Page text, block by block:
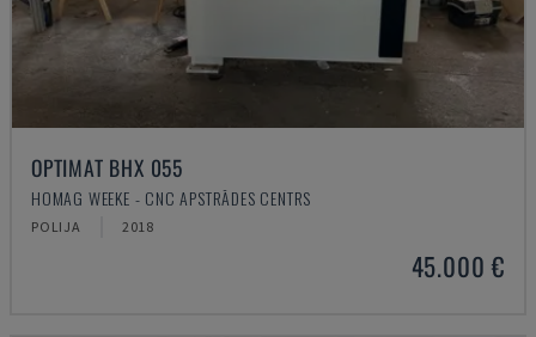
OPTIMAT BHX 055
HOMAG WEEKE - CNC APSTRĀDES CENTRS
POLIJA 2018
45.000 €